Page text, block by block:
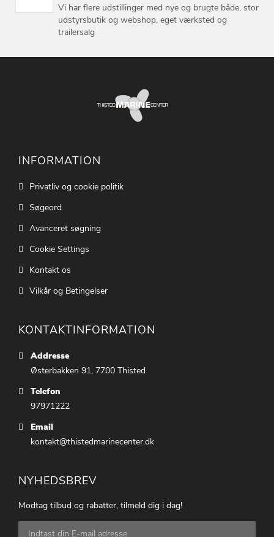
Vi har flere udstillinger med nye og brugte både, stor
udstyrsbutik og webshop, eget værksted og
trailersalg
INFORMATION
Privatliv og cookie politik
Søgeord
Avanceret søgning
Cookie Settings
Kontakt os
Vilkår og Betingelser
KONTAKTINFORMATION
Addresse
Østerbakken 91, 7700 Thisted
Telefon
97971222
Email
kontakt@thistedmarinecenter.dk
NYHEDSBREV
Modtag tilbud og rabatter, tilmeld dig i dag!
Tilmeld